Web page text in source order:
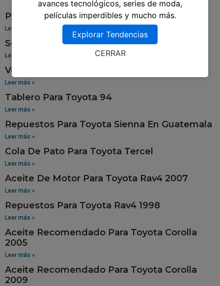
Pantalla Para Toyota Yaris
Leer más »
Sensor De Oxigeno Para Toyota Corolla
Leer más »
Venta De Aros Para Toyota Hilux
Leer más »
Tablero Para Toyota 94
Leer más »
Repuestos Para Toyota Sienna En Guatemala
Leer más »
Cola De Pato Para Toyota Tercel
Leer más »
Aceite De Motor Para Toyota Rav4 2007
Leer más »
Repuestos Para Toyota Rav4 1998
Leer más »
Aceite Recomendado Para Toyota Corolla
2005
Leer más »
Aceite Recomendado Para Toyota Corolla
2009
avances tecnológicos, series de moda,
películas imperdibles y mucho más.
Explorar Tendencias
CERRAR